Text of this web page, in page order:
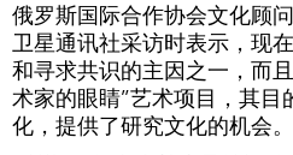
俄罗斯国际合作协会文化顾
卫星通讯社采访时表示，现
和寻求共识的主因之一，而
术家的眼睛”艺术项目，其目
化，提供了研究文化的机会。